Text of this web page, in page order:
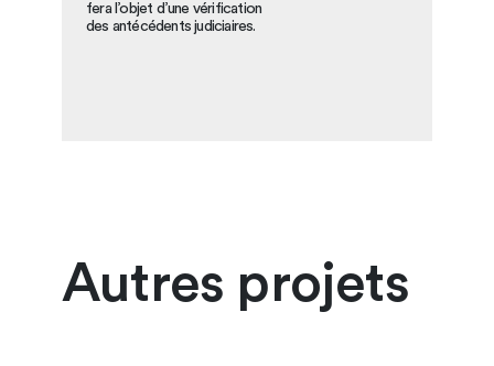
fera l’objet d’une vérification
des antécédents judiciaires.
Autres projets